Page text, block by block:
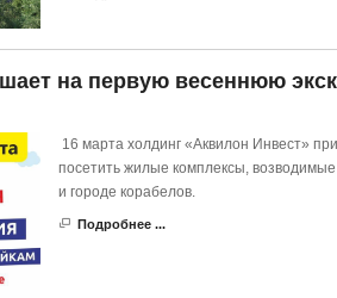
на первую весеннюю
16 марта холдинг «Аквилон Инвест»
посетить жилые комплексы,
и городе корабелов.
Подробнее ...